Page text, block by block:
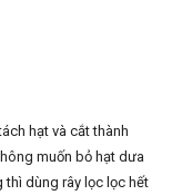
hạt và cắt thành
muốn bỏ hạt dưa
thì dùng rây lọc lọc hết